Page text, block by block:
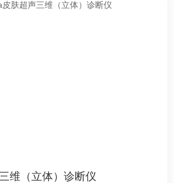
维（立体）诊断仪